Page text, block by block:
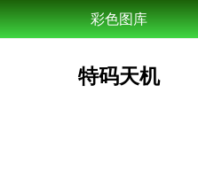
彩色图库
特码天机